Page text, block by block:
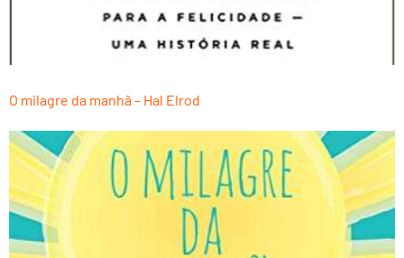
O milagre da manhã – Hal Elrod